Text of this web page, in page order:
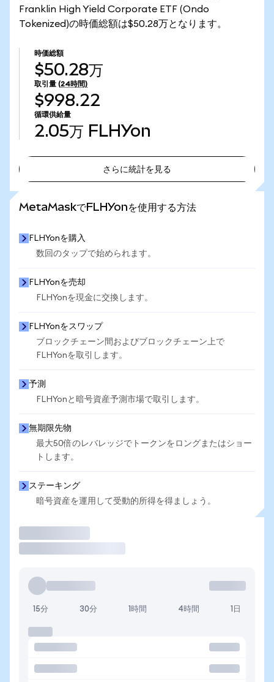
Franklin High Yield Corporate ETF (Ondo
Tokenized)の時価総額は$50.28万となります。
時価総額
$50.28万
取引量 (24時間)
$998.22
循環供給量
2.05万 FLHYon
さらに統計を見る
MetaMaskでFLHYonを使用する方法
FLHYonを購入
数回のタップで始められます。
FLHYonを売却
FLHYonを現金に交換します。
FLHYonをスワップ
ブロックチェーン間およびブロックチェーン上で
FLHYonを取引します。
予測
FLHYonと暗号資産予測市場で取引します。
無期限先物
最大50倍のレバレッジでトークンをロングまたはショー
トします。
ステーキング
暗号資産を運用して受動的所得を得ましょう。
15分 30分 1時間 4時間 1日